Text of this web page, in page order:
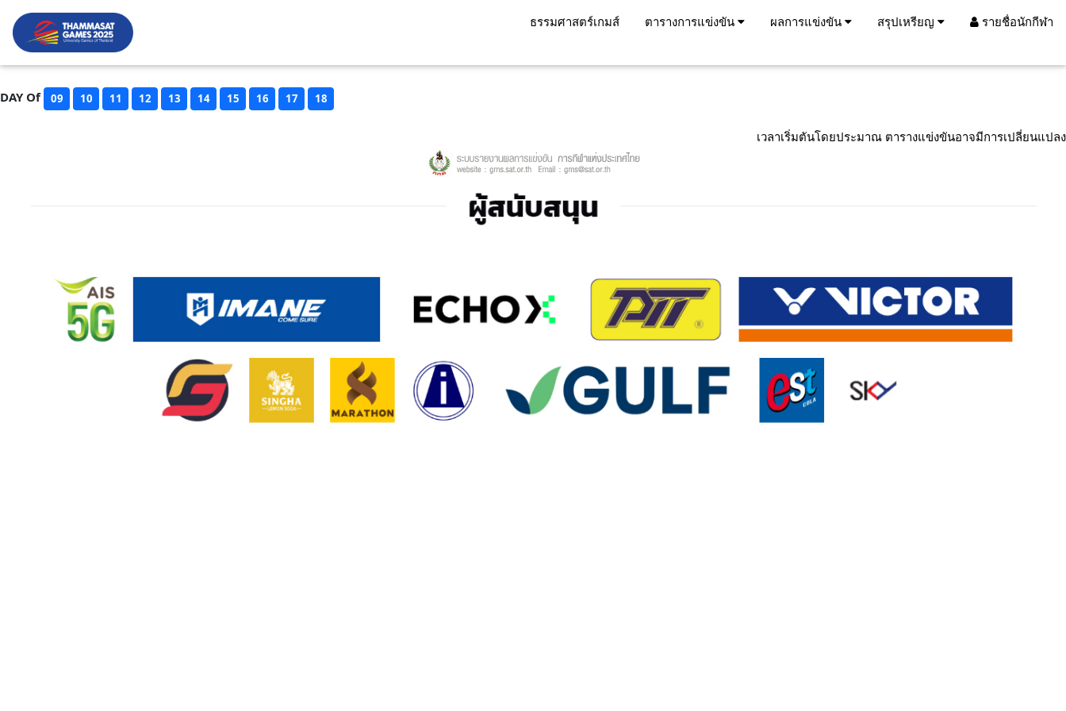
ธรรมศาสตร์เกมส์ ตารางการแข่งขัน ผลการแข่งขัน สรุปเหรียญ รายชื่อนักกีฬา
DAY Of 09 10 11 12 13 14 15 16 17 18
เวลาเริ่มตันโดยประมาณ ตารางแข่งขันอาจมีการเปลี่ยนแปลง